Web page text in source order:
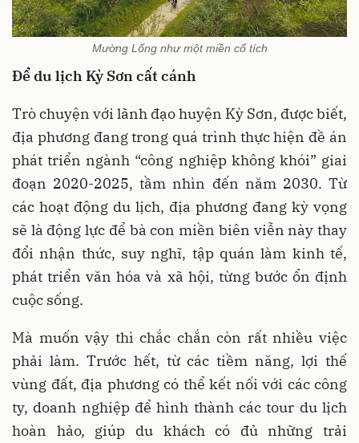
Mường Lống như một miền cổ tích
Để du lịch Kỳ Sơn cất cánh
Trò chuyện với lãnh đạo huyện Kỳ Sơn, được biết,
địa phương đang trong quá trình thực hiện đề án
phát triển ngành “công nghiệp không khói” giai
đoạn 2020-2025, tầm nhìn đến năm 2030. Từ
các hoạt động du lịch, địa phương đang kỳ vọng
sẽ là động lực để bà con miền biên viễn này thay
đổi nhận thức, suy nghĩ, tập quán làm kinh tế,
phát triển văn hóa và xã hội, từng bước ổn định
cuộc sống.
Mà muốn vậy thì chắc chắn còn rất nhiều việc
phải làm. Trước hết, từ các tiềm năng, lợi thế
vùng đất, địa phương có thể kết nối với các công
ty, doanh nghiệp để hình thành các tour du lịch
hoàn hảo, giúp du khách có đủ những trải